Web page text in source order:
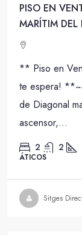
PISO EN
MARÍTIM
** Piso en
te espera!
de Diagonal
ascensor,...
2 2
ÁTICOS
Sitges